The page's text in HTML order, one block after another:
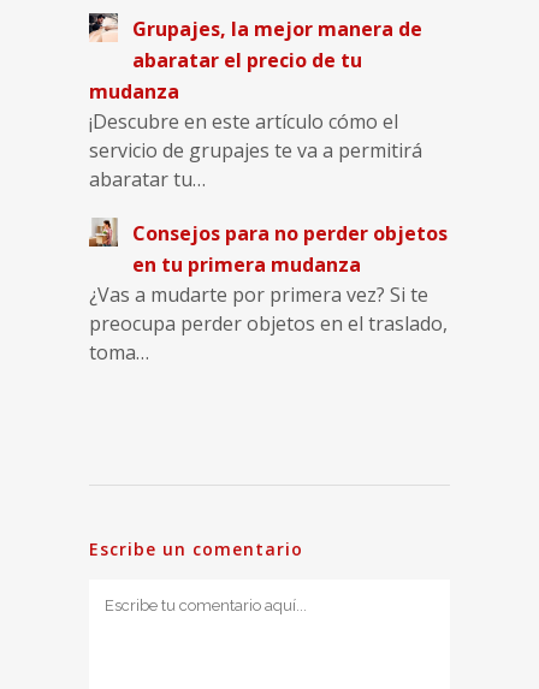
Grupajes, la mejor manera de
abaratar el precio de tu
mudanza
¡Descubre en este artículo cómo el
servicio de grupajes te va a permitirá
abaratar tu…
Consejos para no perder objetos
en tu primera mudanza
¿Vas a mudarte por primera vez? Si te
preocupa perder objetos en el traslado,
toma…
Escribe un comentario